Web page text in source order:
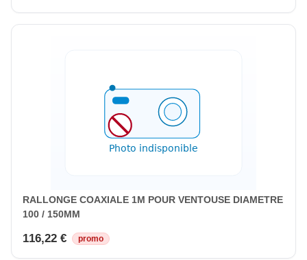
RALLONGE COAXIALE 1M POUR VENTOUSE DIAMETRE
100 / 150MM
116,22 € promo